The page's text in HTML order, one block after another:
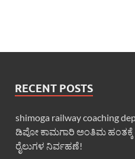
RECENT POSTS
shimoga railway coaching
ಡಿಪೋ ಕಾಮಗಾರಿ ಅಂತಿಮ ಹಂತಕ್ಕೆ :
ರೈಲುಗಳ ನಿರ್ವಹಣೆ!